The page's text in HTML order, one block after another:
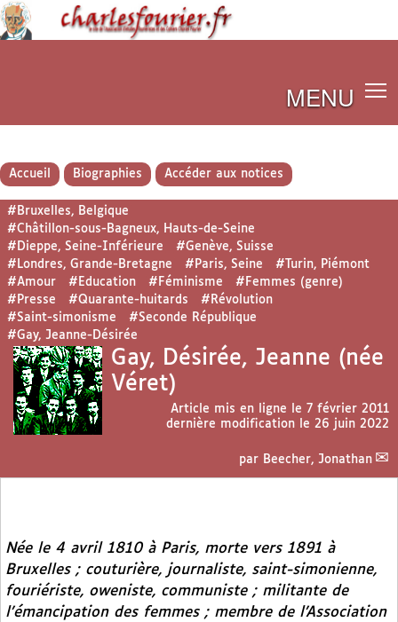
MENU
Accueil Biographies Accéder aux notices
#Bruxelles, Belgique
#Châtillon-sous-Bagneux, Hauts-de-Seine
#Dieppe, Seine-Inférieure
#Genève, Suisse
#Londres, Grande-Bretagne
#Paris, Seine
#Turin, Piémont
#Amour
#Education #Féminisme
#Femmes (genre)
#Presse
#Quarante-huitards
#Révolution
#Saint-simonisme
#Seconde République
#Gay, Jeanne-Désirée
Gay, Désirée, Jeanne (née
Véret)
Article mis en ligne le 7 février 2011
dernière modification le 26 juin 2022
par Beecher, Jonathan
Née le 4 avril 1810 à Paris, morte vers 1891 à
Bruxelles ; couturière, journaliste, saint-simonienne,
fouriériste, oweniste, communiste ; militante de
l’émancipation des femmes ; membre de l’Association